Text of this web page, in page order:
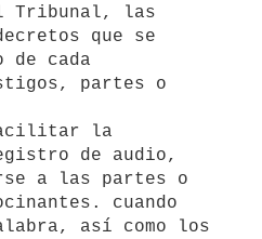
Tribunal, las
que se
cada
partes o
de audio,
a las partes o
cuando
así como los